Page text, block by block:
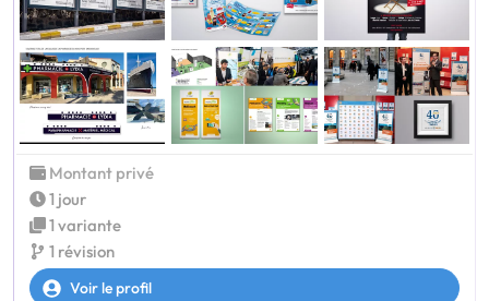
Montant privé
1 jour
1 variante
1 révision
Voir le profil